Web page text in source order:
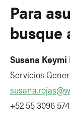
Para
busque
Susana Keymi
Servicios
+52 55 3096